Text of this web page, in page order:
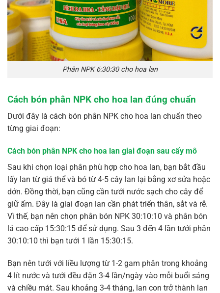
Phân NPK 6:30:30 cho hoa lan
Cách bón phân NPK cho hoa lan đúng chuẩn
Dưới đây là cách bón phân NPK cho hoa lan chuẩn theo
từng giai đoạn:
Cách bón phân NPK cho hoa lan giai đoạn sau cấy mô
Sau khi chọn loại phân phù hợp cho hoa lan, bạn bắt đầu
lấy lan từ giá thể và bó từ 4-5 cây lan lại bằng xơ sửa hoặc
dớn. Đồng thời, bạn cũng cần tưới nước sạch cho cây để
giữ ấm. Đây là giai đoạn lan cần phát triển thân, sắt và rễ.
Vì thế, bạn nên chọn phân bón NPK 30:10:10 và phân bón
lá cao cấp 15:30:15 để sử dụng. Sau 3 đến 4 lần tưới phân
30:10:10 thì bạn tưới 1 lần 15:30:15.
Bạn nên tưới với liều lượng từ 1-2 gam phân trong khoảng
4 lít nước và tưới đều đặn 3-4 lần/ngày vào mỗi buổi sáng
và chiều mát. Sau khoảng 3-4 tháng, lan con trở thành lan